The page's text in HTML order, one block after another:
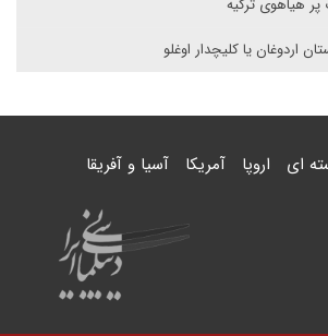
اردوغان یا کلیچدار اوغلو
ای اروپا آمریکا آسیا و آفریقا